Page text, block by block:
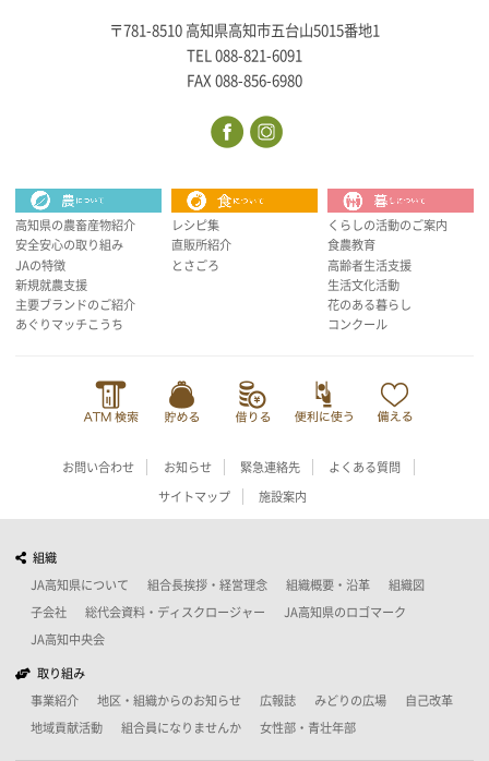
〒781-8510 高知県高知市五台山5015番地1
TEL 088-821-6091
FAX 088-856-6980
高知県の農畜産物紹介
安全安心の取り組み
JAの特徴
新規就農支援
主要ブランドのご紹介
あぐりマッチこうち
レシピ集
直販所紹介
とさごろ
くらしの活動のご案内
食農教育
高齢者生活支援
生活文化活動
花のある暮らし
コンクール
お問い合わせ お知らせ 緊急連絡先 よくある質問
サイトマップ 施設案内
組織
JA高知県について 組合長挨拶・経営理念 組織概要・沿革 組織図
子会社 総代会資料・ディスクロージャー JA高知県のロゴマーク
JA高知中央会
取り組み
事業紹介 地区・組織からのお知らせ 広報誌 みどりの広場 自己改革
地域貢献活動 組合員になりませんか 女性部・青壮年部